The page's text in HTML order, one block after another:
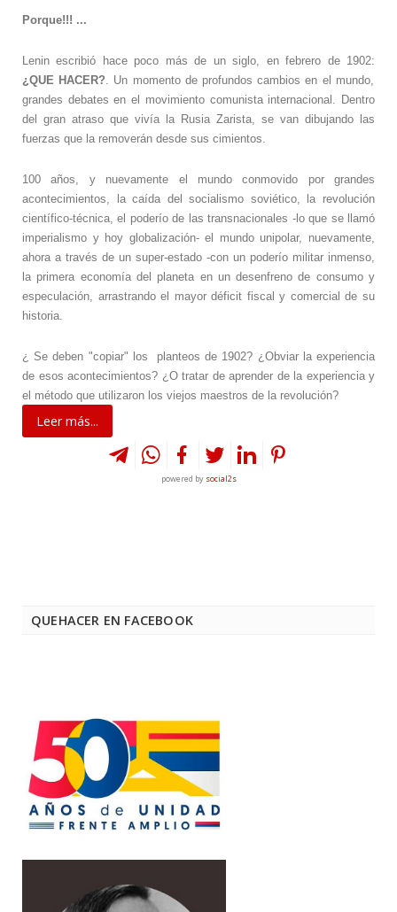
Porque!!! ...
Lenin escribió hace poco más de un siglo, en febrero de 1902:
¿QUE HACER? . Un momento de profundos cambios en el mundo,
grandes debates en el movimiento comunista internacional. Dentro
del gran atraso que vivía la Rusia Zarista, se van dibujando las
fuerzas que la removerán desde sus cimientos.
100 años, y nuevamente el mundo conmovido por grandes
acontecimientos, la caída del socialismo soviético, la revolución
científico-técnica, el poderío de las transnacionales -lo que se llamó
imperialismo y hoy globalización- el mundo unipolar, nuevamente,
ahora a través de un super-estado -con un poderío militar inmenso,
la primera economía del planeta en un desenfreno de consumo y
especulación, arrastrando el mayor déficit fiscal y comercial de su
historia.
¿ Se deben "copiar" los planteos de 1902? ¿Obviar la experiencia
de esos acontecimientos? ¿Otratar de aprender de la experiencia y
el método que utilizaron los viejos maestros de la revolución?
Leer más...
powered by social2s
QUEHACER EN FACEBOOK